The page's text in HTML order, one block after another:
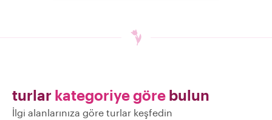
turlar kategoriye göre bulun
İlgi alanlarınıza göre turlar keşfedin